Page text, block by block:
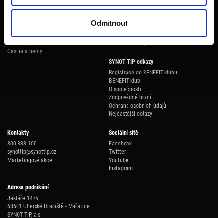
Odmítnout
Online casino
Online poker
Casina a herny
Platební karta
Mojeplatba
Fio banka
SYNOT TIP odkazy
Registrace do BENEFIT klubu
BENEFIT klub
O společnosti
Zodpovědné hraní
Ochrana osobních údajů
Nejčastější dotazy
Kontakty
800 888 100
synottip@synottip.cz
Marketingové akce
Sociální sítě
Facebook
Twitter
Youtube
Instagram
Adresa podnikání
Jaktáře 1475
68601 Uherské Hradiště - Mařatice
SYNOT TIP, a.s